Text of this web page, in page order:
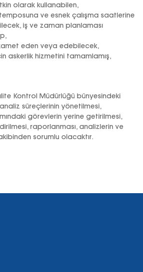
olarak kullanabilen,
ve esnek çalışma saatlerine
iş ve zaman planlaması
eden veya edebilecek,
askerlik hizmetini tamamlamış,
Kontrol Müdürlüğü bünyesindeki
süreçlerinin yönetilmesi,
görevlerin yerine getirilmesi,
raporlanması, analizlerin ve
sorumlu olacaktır.